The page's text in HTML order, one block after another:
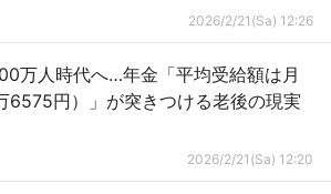
2026/2/21(Sa) 12:26
万人時代へ…年金「平均受給額は月
6575円）」が突きつける老後の現実
2026/2/21(Sa) 12:20